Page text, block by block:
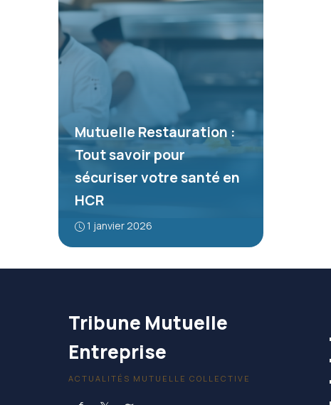
Mutuelle Restauration :
Tout savoir pour
sécuriser votre santé en
HCR
1 janvier 2026
Tribune Mutuelle
Entreprise
ACTUALITÉS MUTUELLE COLLECTIVE